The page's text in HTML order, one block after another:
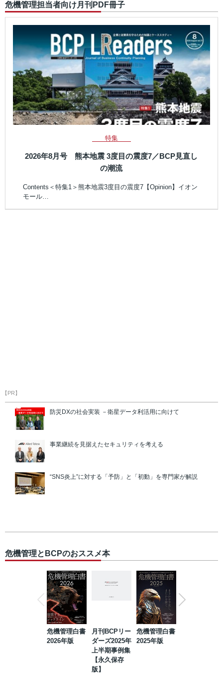
危機管理担当者向け月刊PDF冊子
特集
2026年8月号 熊本地震 3度目の震度7／BCP見直し
の潮流
Contents＜特集1＞熊本地震3度目の震度7【Opinion】イオン
モール…
【PR】
防災DXの社会実装 －衛星データ利活用に向けて
事業継続を見据えたセキュリティを考える
“SNS炎上”に対する「予防」と「初動」を専門家が解説
危機管理とBCPのおススメ本
危機管理白書
2026年版
月刊BCPリー
ダーズ2025年
上半期事例集
【永久保存
版】
危機管理白書
2025年版